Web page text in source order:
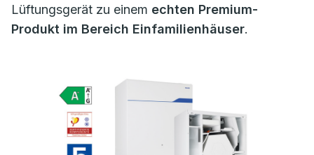
Lüftungsgerät zu einem echten Premium-
Produkt im Bereich Einfamilienhäuser.